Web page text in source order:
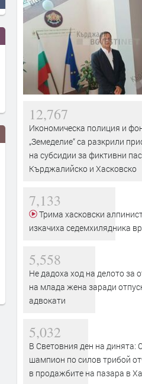
преди 1 ден
12,767
Икономическа полиция и
„Земеделие“ са разкрили
на субсидии за фиктивни
Кърджалийско и Хасковско
7,133
Трима хасковски
изкачиха седемхилядника
5,558
Не дадоха ход на делото за
на млада жена заради
адвокати
5,032
В Световния ден на динята:
шампион по силов трибой
в продажбите на пазара в